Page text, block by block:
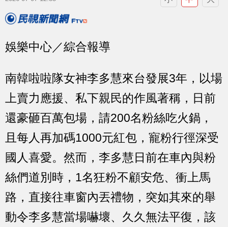
娛樂中心／綜合報導
南韓啦啦隊女神李多慧來台發展3年，以場
上賣力應援、私下親民的作風著稱，日前
還豪砸百萬包場，請200名粉絲吃火鍋，
且每人再加碼1000元紅包，寵粉行徑深受
國人喜愛。然而，李多慧日前在車內與粉
絲們道別時，1名狂粉不顧安危、衝上馬
路，直接往車窗內丟禮物，突如其來的舉
動令李多慧當場嚇壞、久久無法平復，該